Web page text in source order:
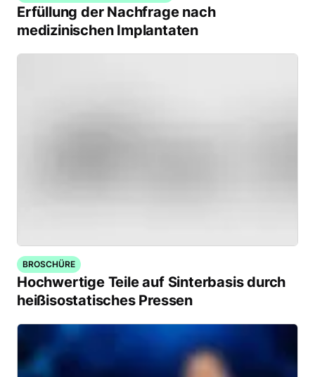
Erfüllung der Nachfrage nach
medizinischen Implantaten
BROSCHÜRE
Hochwertige Teile auf Sinterbasis durch
heißisostatisches Pressen